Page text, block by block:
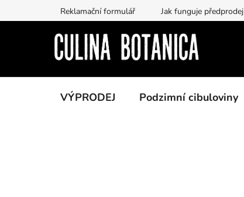
na
Reklamační formulář Jak funguje předprodej
VÝPRODEJ Podzimní cibuloviny